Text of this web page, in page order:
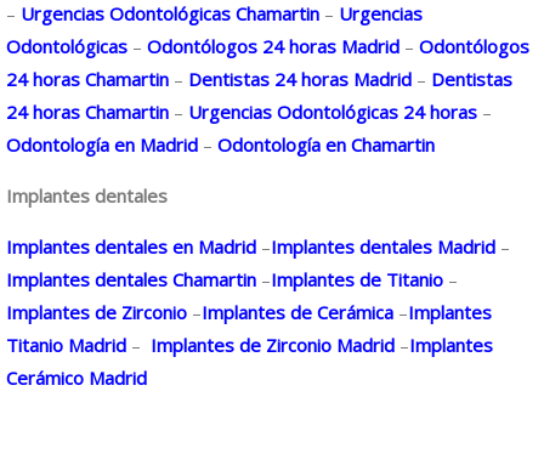
– Urgencias Odontológicas Chamartin – Urgencias
Odontológicas – Odontólogos 24 horas Madrid – Odontólogos
24 horas Chamartin – Dentistas 24 horas Madrid – Dentistas
24 horas Chamartin – Urgencias Odontológicas 24 horas –
Odontología en Madrid – Odontología en Chamartin
Implantes dentales
Implantes dentales en Madrid –Implantes dentales Madrid –
Implantes dentales Chamartin –Implantes de Titanio –
Implantes de Zirconio –Implantes de Cerámica –Implantes
Titanio Madrid – Implantes de Zirconio Madrid –Implantes
Cerámico Madrid